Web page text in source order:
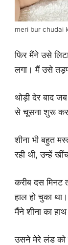
meri bur chudai
फिर मैंने उसे
लगा। मैं उसे
थोड़ी देर बाद
से चूसना शुरू कर
शीना भी बहुत
रही थी, उन्हें
करीब दस मिनट
हाल हो चुका
मैंने शीना का
उसने मेरे लंड को